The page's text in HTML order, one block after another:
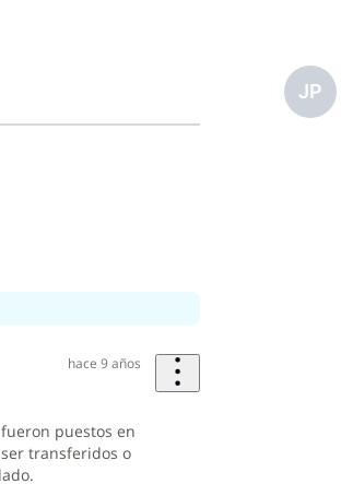
hace 9 años
puestos en
transferidos o
JP